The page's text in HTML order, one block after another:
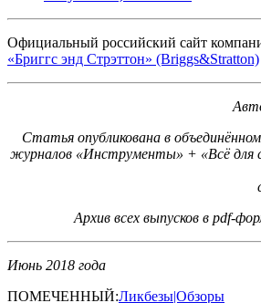
Официальный российский сайт
«Бриггс энд Стрэттон» (Briggs&Stratton)
Статья опубликована в
журналов «Инструменты» + «Всё для
Архив всех выпусков в pdf-
Июнь 2018 года
ПОМЕЧЕННЫЙ:Ликбезы|Обзоры